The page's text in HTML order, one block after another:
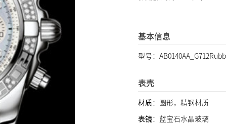
基本信息
型号：
表壳
材质：圆形，精钢材质
表镜：蓝宝石水晶玻璃